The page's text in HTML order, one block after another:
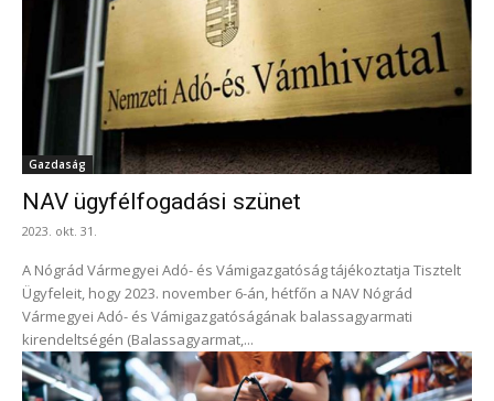
Gazdaság
NAV ügyfélfogadási szünet
2023. okt. 31.
A Nógrád Vármegyei Adó- és Vámigazgatóság tájékoztatja Tisztelt
Ügyfeleit, hogy 2023. november 6-án, hétfőn a NAV Nógrád
Vármegyei Adó- és Vámigazgatóságának balassagyarmati
kirendeltségén (Balassagyarmat,...